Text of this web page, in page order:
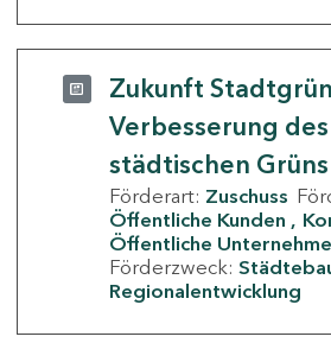
Zukunft
Verbesserung des
städtischen Grüns
Förderart: Zuschuss
Öffentliche Kunden
Öffentliche
Förderzweck:
Regionalentwicklung